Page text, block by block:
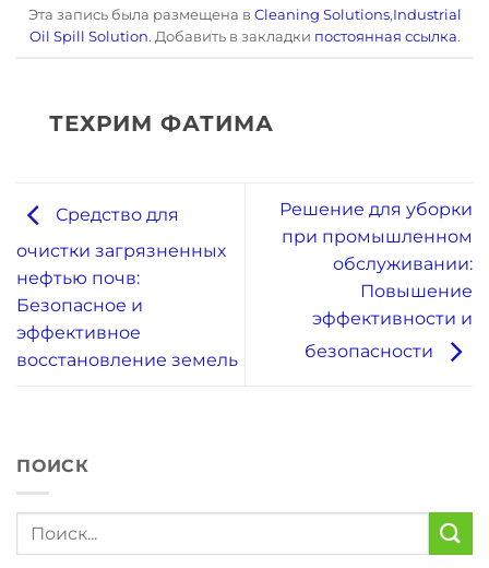
Эта запись была размещена в Cleaning Solutions,Industrial
Oil Spill Solution. Добавить в закладки постоянная ссылка.
ТЕХРИМ ФАТИМА
Средство для
очистки загрязненных
нефтью почв:
Безопасное и
эффективное
восстановление земель
Решение для уборки
при промышленном
обслуживании:
Повышение
эффективности и
безопасности
ПОИСК